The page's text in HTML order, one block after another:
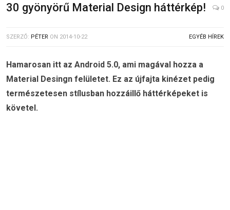
30 gyönyörű Material Design háttérkép! 0
SZERZŐ: PÉTER ON 2014-10-22 EGYÉB HÍREK
Hamarosan itt az Android 5.0, ami magával hozza a
Material Desingn felületet. Ez az újfajta kinézet pedig
természetesen stílusban hozzáillő háttérképeket is
követel.